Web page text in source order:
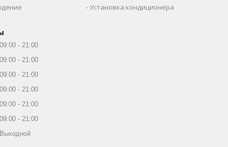
Установка кондиционера
09:00
21:00
09:00
21:00
09:00
21:00
09:00
21:00
09:00
21:00
09:00
21:00
Выходной